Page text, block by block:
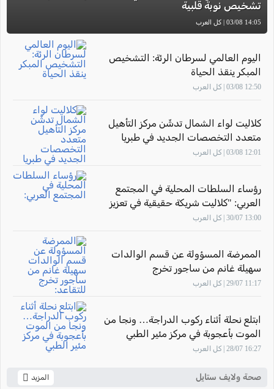
تشخيص نوبة قلبية
14:05 03/08 | كل العرب
اليوم العالمي لسرطان الرئة: التشخيص
المبكر ينقذ الحياة
12:50 03/08 | كل العرب
كلاليت لواء الشمال تدشّن مركز التأهيل
متعدد التخصصات الجديد في طبريا
12:01 03/08 | كل العرب
رؤساء السلطات المحلية في المجتمع
العربي: "كلاليت شريكة حقيقية في تعزيز
صحة أهالينا"
13:00 30/07 | كل العرب
الممرضة المسؤولة عن قسم الوالدات
سهيلة غانم من ساجور تخرج
للتقاعد: "أشعر بالفخر لأنني ساهمت في
11:17 29/07 | كل العرب
ابتلع نحلة أثناء ركوب الدراجة… ونجا من
الموت بأعجوبة في مركز مئير الطبي
16:27 28/07 | كل العرب
صحة ولايف ستايل المزيد